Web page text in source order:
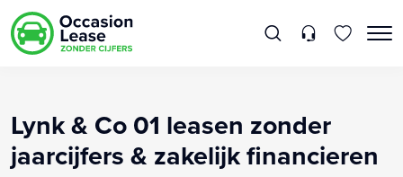
Lynk & Co 01 leasen zonder
jaarcijfers & zakelijk financieren